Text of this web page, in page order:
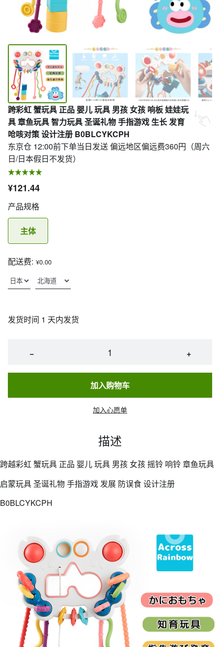
跨彩虹 蟹玩具 正品 婴儿 玩具 男孩 女孩 响板 娃娃玩
具 章鱼玩具 智力玩具 圣诞礼物 手指游戏 生长 发育
呛咳对策 设计注册 B0BLCYKCPH
东京仓 12:00前下单当日发送 偏远地区偏远费360円（周六
日/日本假日不发货）
¥121.44
产品规格
主体
配送费: ¥0.00
发货时间 1 天内发货
− +
加入购物车
加入心愿单
描述
跨越彩虹 蟹玩具 正品 婴儿 玩具 男孩 女孩 摇铃 响铃 章鱼玩具
启蒙玩具 圣诞礼物 手指游戏 发展 防误食 设计注册
B0BLCYKCPH